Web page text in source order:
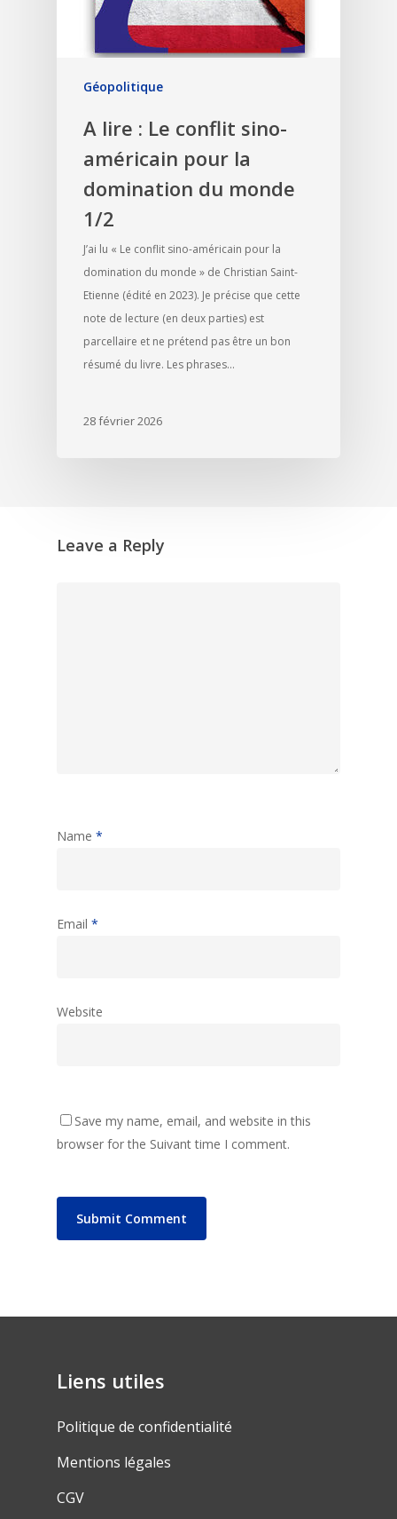
Géopolitique
A lire : Le conflit sino-
américain pour la
domination du monde
1/2
J’ai lu « Le conflit sino-américain pour la
domination du monde » de Christian Saint-
Etienne (édité en 2023). Je précise que cette
note de lecture (en deux parties) est
parcellaire et ne prétend pas être un bon
résumé du livre. Les phrases…
28 février 2026
Leave a Reply
Name *
Email *
Website
Save my name, email, and website in this
browser for the Suivant time I comment.
Liens utiles
Politique de confidentialité
Mentions légales
CGV